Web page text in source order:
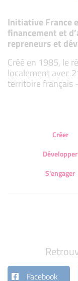
Initiative France
financement et
repreneurs et
Créé en 1985, le
localement avec
territoire français
Créer
Développer
S'engager
Facebook